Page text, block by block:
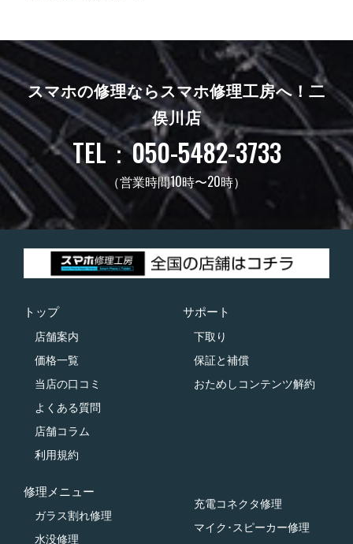
スマホの修理ならスマホ修理工房へ！ 二
俣川店
TEL：050-5482-3733
（営業時間10時〜20時）
トップ
店舗案内
価格一覧
当店の口コミ
よくある質問
店舗コラム
利用規約
サポート
下取り
保証と補償
おためしコンテンツ解約
修理メニュー
ガラス割れ修理
水没修理
充電コネクタ修理
マイク･スピーカー修理